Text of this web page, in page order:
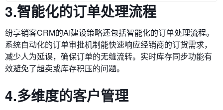
3.智能化的订单处理流程
纷享销客CRM的AI建设策略还包括智能化的订单处理流程。
系统自动化的订单审批机制能快速响应经销商的订货需求，
减少人为延误，确保订单的无缝流转。实时库存同步功能有
效避免了超卖或库存积压的问题。
4.多维度的客户管理